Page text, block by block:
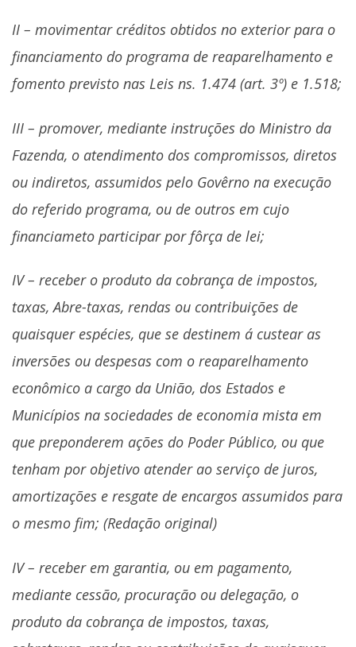
II – movimentar créditos obtidos no exterior para o
financiamento do programa de reaparelhamento e
fomento previsto nas Leis ns. 1.474 (art. 3º) e 1.518;
III – promover, mediante instruções do Ministro da
Fazenda, o atendimento dos compromissos, diretos
ou indiretos, assumidos pelo Govêrno na execução
do referido programa, ou de outros em cujo
financiameto participar por fôrça de lei;
IV – receber o produto da cobrança de impostos,
taxas, Abre-taxas, rendas ou contribuições de
quaisquer espécies, que se destinem á custear as
inversões ou despesas com o reaparelhamento
econômico a cargo da União, dos Estados e
Municípios na sociedades de economia mista em
que preponderem ações do Poder Público, ou que
tenham por objetivo atender ao serviço de juros,
amortizações e resgate de encargos assumidos para
o mesmo fim; (Redação original)
IV – receber em garantia, ou em pagamento,
mediante cessão, procuração ou delegação, o
produto da cobrança de impostos, taxas,